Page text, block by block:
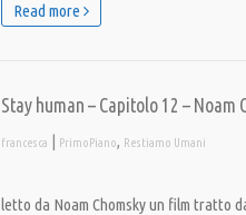
Read more
Stay human – Capitolo 12 – Noam
francesca | PrimoPiano, Restiamo Umani
letto da Noam Chomsky un film tratto